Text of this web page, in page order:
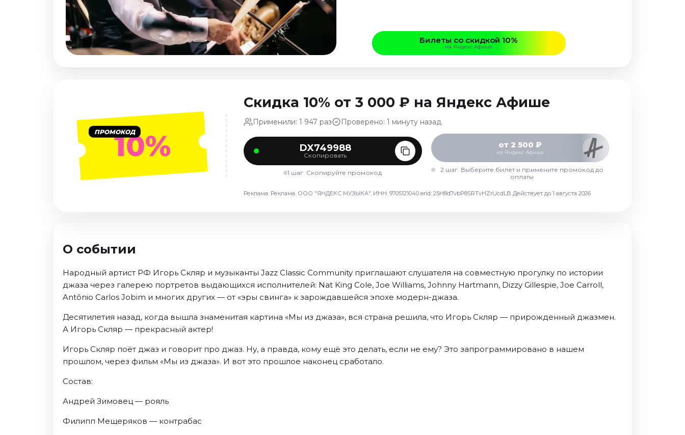
Декабрь 2026
Сентябрь 2026
Декабрь 2026
Билеты со скидкой 10%
на Яндекс Афише
ПРОМОКОД10%
Скидка 10% от 3 000 ₽ на Яндекс Афише
Применили: 1 947 раз Проверено: 1 минуту назад
DX749988
Скопировать
1 шаг. Скопируйте промокод
от 2 500 ₽
на Яндекс Афише
2 шаг. Выберите билет и примените промокод до
оплаты
Реклама. Реклама. ООО "ЯНДЕКС МУЗЫКА", ИНН: 9705121040 erid: 25H8d7vbP8SRTvHZrUcdLB Действует до 1 августа 2026
О событии
Народный артист РФ Игорь Скляр и музыканты Jazz Classic Community приглашают слушателя на совместную прогулку по истории
джаза через галерею портретов выдающихся исполнителей: Nat King Cole, Joe Williams, Johnny Hartmann, Dizzy Gillespie, Joe Carroll,
Antônio Carlos Jobim и многих других — от «эры свинга» к зарождавшейся эпохе модерн-джаза.
Десятилетия назад, когда вышла знаменитая картина «Мы из джаза», вся страна решила, что Игорь Скляр — прирожденный джазмен.
А Игорь Скляр — прекрасный актер!
Игорь Скляр поёт джаз и говорит про джаз. Ну, а правда, кому ещё это делать, если не ему? Это запрограммировано в нашем
прошлом, через фильм «Мы из джаза». И вот это прошлое наконец сработало.
Состав:
Андрей Зимовец — рояль
Филипп Мещеряков — контрабас